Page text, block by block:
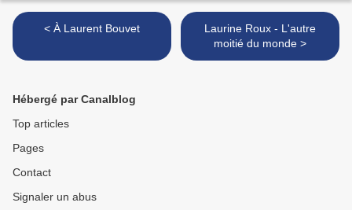
< À Laurent Bouvet
Laurine Roux - L'autre
moitié du monde >
Hébergé par Canalblog
Top articles
Pages
Contact
Signaler un abus